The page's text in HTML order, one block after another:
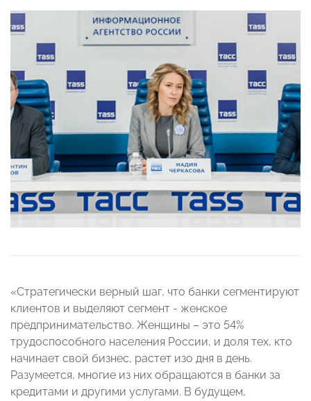
«Cтратегически верный шаг, что банки сегментируют
клиентов и выделяют сегмент - женское
предпринимательство. Женщины – это 54%
трудоспособного населения России, и доля тех, кто
начинает свой бизнес, растет изо дня в день.
Разумеется, многие из них обращаются в банки за
кредитами и другими услугами. В будущем,